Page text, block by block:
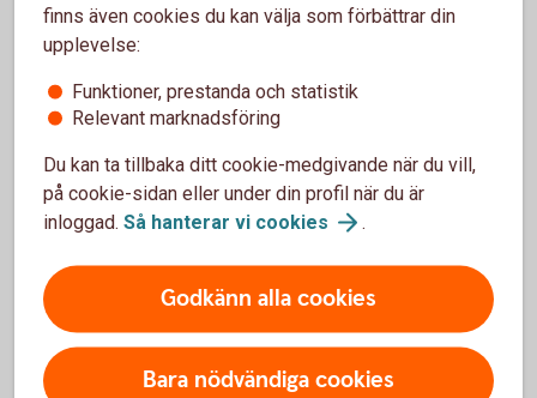
Pris
Mer information
Placeringsguiden
finns även cookies du kan välja som förbättrar din
upplevelse:
Funktioner, prestanda och statistik
Relevant marknadsföring
Du kan ta tillbaka ditt cookie-medgivande när du vill,
på cookie-sidan eller under din profil när du är
inloggad. Så hanterar vi cookies .
Godkänn alla cookies
Bara nödvändiga cookies